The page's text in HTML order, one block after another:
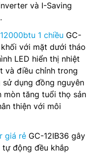
và I-Saving
1 chiều GC-
với mặt dưới tháo
LED hiển thị nhiệt
và điều chỉnh trong
dụng đồng nguyên
mòn tăng tuổi thọ sản
thiện với môi
giá rẻ GC-12IB36 gây
động đều khắp